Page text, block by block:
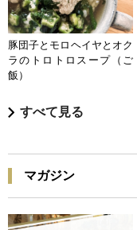
豚団子とモロヘイヤとオク
ラのトロトロスープ（ご
飯）
すべて見る
マガジン